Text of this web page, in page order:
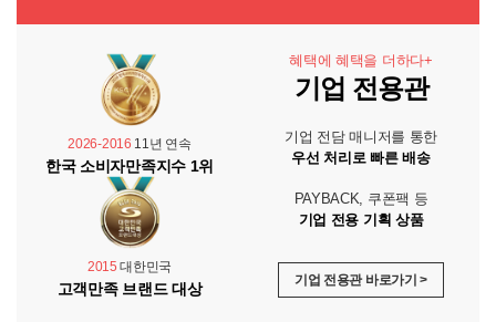
2026-2016 11년 연속
한국 소비자만족지수 1위
2015 대한민국
고객만족 브랜드 대상
혜택에 혜택을 더하다+
기업 전용관
기업 전담 매니저를 통한
우선 처리로 빠른 배송
PAYBACK, 쿠폰팩 등
기업 전용 기획 상품
기업 전용관 바로가기 >